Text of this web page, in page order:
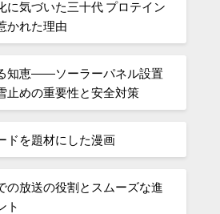
に気づいた三十代 プロテイン
かれた理由
知恵――ソーラーパネル設置
止めの重要性と安全対策
ドを題材にした漫画
の放送の役割とスムーズな進
ト